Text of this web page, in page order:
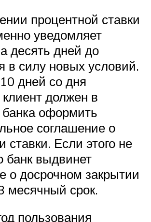
процентной ставки
уведомляет
десять дней до
в силу новых условий.
дней со дня
должен в
банка оформить
соглашение о
Если этого не
банк выдвинет
о досрочном закрытии
месячный срок.
пользования